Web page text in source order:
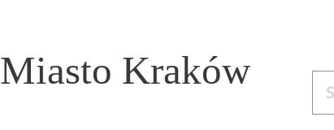
Miasto Kraków